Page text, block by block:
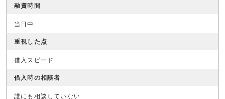
融資時間
当日中
重視した点
借入スピード
借入時の相談者
誰にも相談していない